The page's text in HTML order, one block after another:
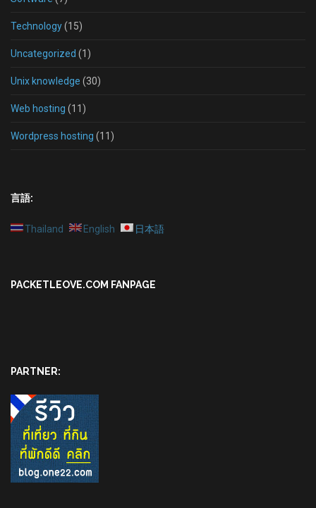
Technology(15)
Uncategorized (1)
Unix knowledge (30)
Web hosting (11)
Wordpress hosting (11)
言語:
Thailand English 日本語
PACKETLEOVE.COM FANPAGE
PARTNER: